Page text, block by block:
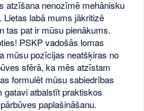
atzīšana nenozīmē mehānisku
labā mums jākritizē
tas pat ir mūsu pienākums.
PSKP vadošās lomas
mūsu pozīcijas neatšķiras no
sfērā, ka mēs atzīstam
formulēt mūsu sabiedrības
atbalstīt praktiskos
paplašināšanu.